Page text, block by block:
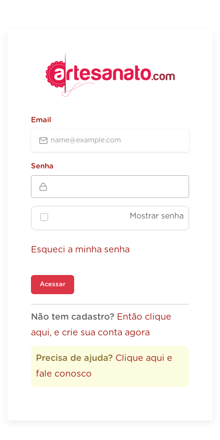
Email
Senha
Mostrar senha
Esqueci a minha senha
Acessar
Não tem cadastro? Então clique
aqui, e crie sua conta agora
Precisa de ajuda? Clique aqui e
fale conosco